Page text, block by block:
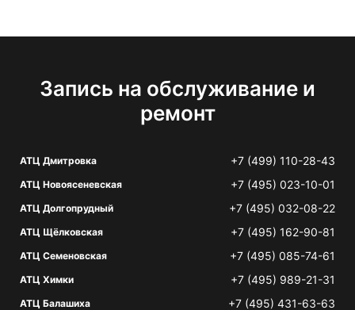
Запись на обслуживание и
ремонт
АТЦ Дмитровка +7 (499) 110-28-43
АТЦ Новоясеневская +7 (495) 023-10-01
АТЦ Долгопрудный +7 (495) 032-08-22
АТЦ Щёлковская +7 (495) 162-90-81
АТЦ Семеновская +7 (495) 085-74-61
АТЦ Химки +7 (495) 989-21-31
АТЦ Балашиха +7 (495) 431-63-63